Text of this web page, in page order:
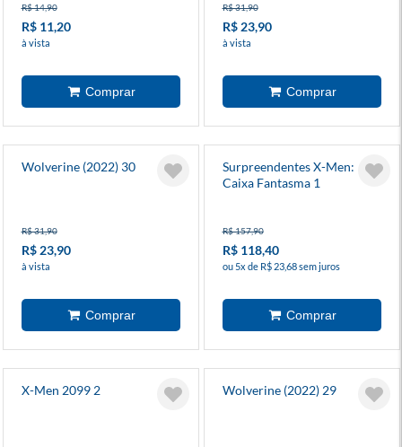
R$ 14,90
R$ 11,20
à vista
R$ 31,90
R$ 23,90
à vista
Wolverine (2022) 30
R$ 31,90
R$ 23,90
à vista
Surpreendentes X-Men:
Caixa Fantasma 1
R$ 157,90
R$ 118,40
ou 5x de R$ 23,68 sem juros
X-Men 2099 2 Wolverine (2022) 29